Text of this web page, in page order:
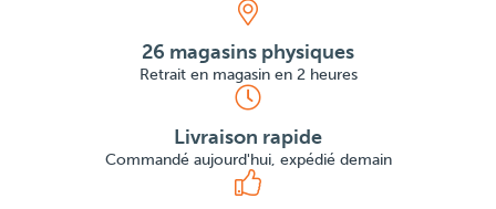
26 magasins physiques
Retrait en magasin en 2 heures
Livraison rapide
Commandé aujourd'hui, expédié demain